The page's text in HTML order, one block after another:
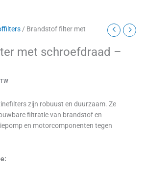
/ Brandstof filter met
met schroefdraad –
zijn robuust en duurzaam. Ze
filtratie van brandstof en
en motorcomponenten tegen